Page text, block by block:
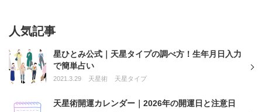
人気記事
星ひとみ公式｜天星タイプの調べ方！生年月日入力
で簡単占い
2021.3.29 天星術 天星タイプ
天星術開運カレンダー｜2026年の開運日と注意日